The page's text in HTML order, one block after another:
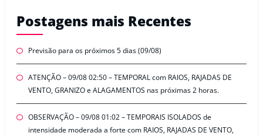
Postagens mais Recentes
Previsão para os próximos 5 dias (09/08)
ATENÇÃO – 09/08 02:50 – TEMPORAL com RAIOS, RAJADAS DE
VENTO, GRANIZO e ALAGAMENTOS nas próximas 2 horas.
OBSERVAÇÃO – 09/08 01:02 – TEMPORAIS ISOLADOS de
intensidade moderada a forte com RAIOS, RAJADAS DE VENTO,